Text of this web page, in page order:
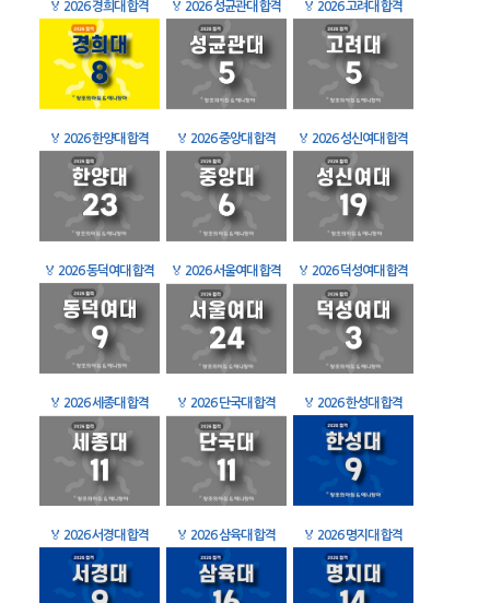
🏅 2026 경희대 합격 🏅 2026 성균관대 합격 🏅 2026 고려대 합격
🏅 2026 한양대 합격 🏅 2026 중앙대 합격 🏅 2026 성신여대 합격
🏅 2026 동덕여대 합격 🏅 2026 서울여대 합격 🏅 2026 덕성여대 합격
🏅 2026 세종대 합격 🏅 2026 단국대 합격 🏅 2026 한성대 합격
🏅 2026 서경대 합격 🏅 2026 삼육대 합격 🏅 2026 명지대 합격